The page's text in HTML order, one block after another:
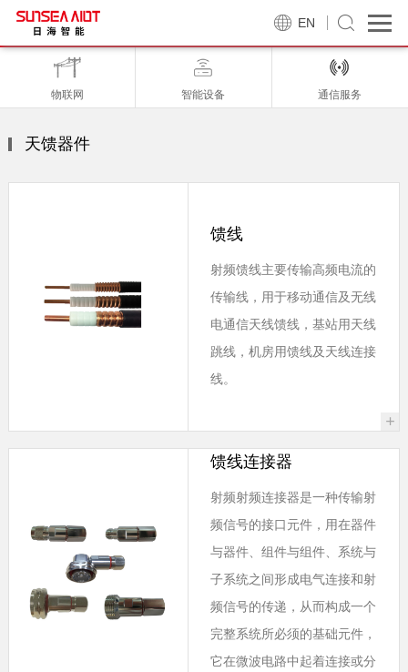
EN
物联网 智能设备 通信服务
天馈器件
馈线
射频馈线主要传输高频电流的
传输线，用于移动通信及无线
电通信天线馈线，基站用天线
跳线，机房用馈线及天线连接
线。
+
馈线连接器
射频射频连接器是一种传输射
频信号的接口元件，用在器件
与器件、组件与组件、系统与
子系统之间形成电气连接和射
频信号的传递，从而构成一个
完整系统所必须的基础元件，
它在微波电路中起着连接或分